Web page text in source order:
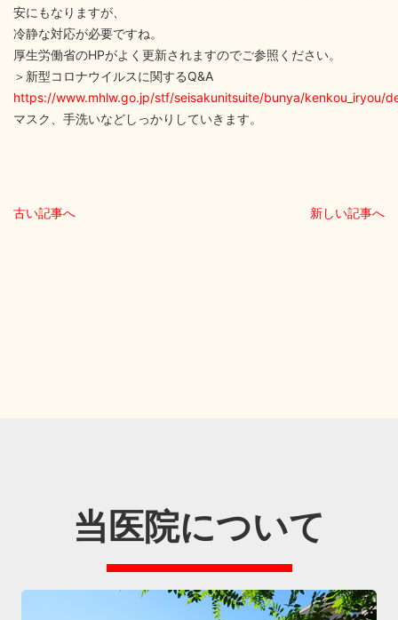
安にもなりますが、
冷静な対応が必要ですね。
厚生労働省のHPがよく更新されますのでご参照ください。
＞新型コロナウイルスに関するQ&A
https://www.mhlw.go.jp/stf/seisakunitsuite/bunya/kenkou_iryou/
マスク、手洗いなどしっかりしていきます。
古い記事へ 新しい記事へ
当医院について